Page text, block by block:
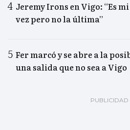
Jeremy Irons en Vigo: “Es
vez pero no la última”
Fer marcó y se abre a la
una salida que no sea a Vigo